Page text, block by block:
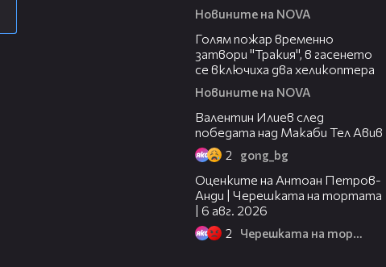
Новините на NOVA
Голям пожар временно
затвори "Тракия", в гасенето
се включиха два хеликоптера
Новините на NOVA
Валентин Илиев след
победата над Макаби Тел Авив
2 gong_bg
Оценките на Антоан Петров-
Анди | Черешката на тортата
| 6 авг. 2026
2 Черешката на тортата